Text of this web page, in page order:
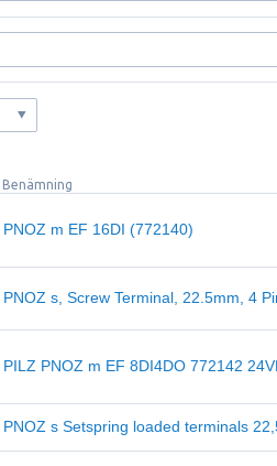
Benämning
PNOZ m EF 16DI (772140)
PNOZ s, Screw Terminal, 22.5mm, 4
PILZ PNOZ m EF 8DI4DO 772142
PNOZ s Setspring loaded terminals